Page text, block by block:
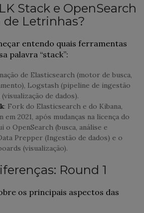
Stack e OpenSearch
de Letrinhas?
entendo quais ferramentas
palavra “stack”:
de Elasticsearch (motor de busca,
Logstash (pipeline de ingestão
de dados).
: Fork do Elasticsearch e do Kibana,
em 2021, após mudanças na licença do
o OpenSearch (busca, análise e
Prepper (Ingestão de dados) e o
(visualização).
Round 1
os principais aspectos das